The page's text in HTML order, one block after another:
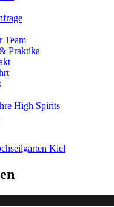
Team
Praktika
High Spirits